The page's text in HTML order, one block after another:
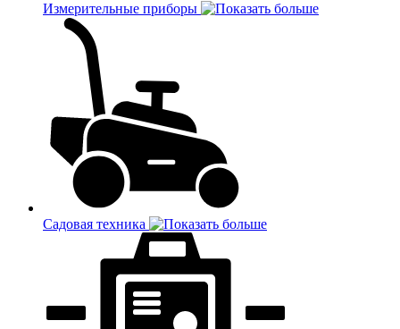
Измерительные приборы
Садовая техника